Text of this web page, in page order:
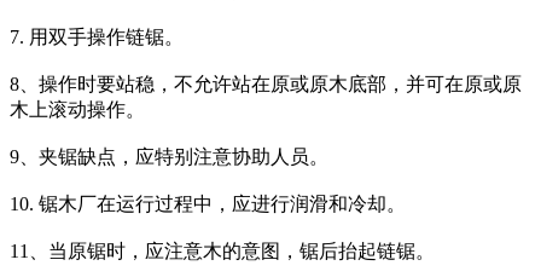
7. 用双手操作链锯。
8、操作时要站稳，不允许站在原或原木底部，并可在原或原
木上滚动操作。
9、夹锯缺点，应特别注意协助人员。
10. 锯木厂在运行过程中，应进行润滑和冷却。
11、当原锯时，应注意木的意图，锯后抬起链锯。